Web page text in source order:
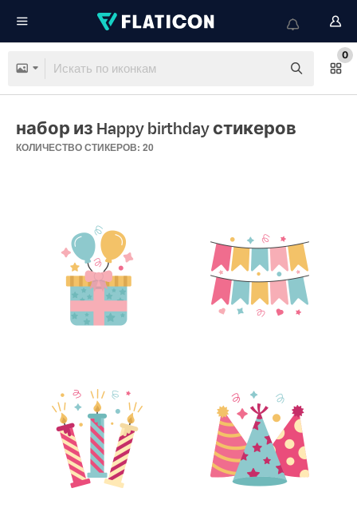
0
набор из Happy birthday стикеров
КОЛИЧЕСТВО СТИКЕРОВ: 20